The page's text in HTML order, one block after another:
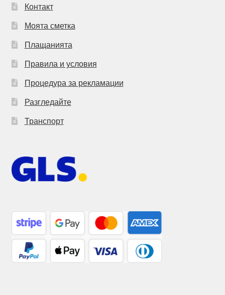
Контакт
Моята сметка
Плащанията
Правила и условия
Процедура за рекламации
Разгледайте
Транспорт